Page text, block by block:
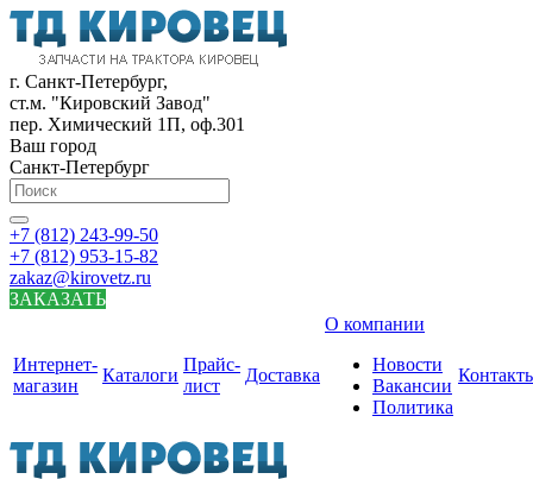
г. Санкт-Петербург,
ст.м. "Кировский Завод"
пер. Химический 1П, оф.301
Ваш город
Санкт-Петербург
+7 (812) 243-99-50
+7 (812) 953-15-82
zakaz@kirovetz.ru
ЗАКАЗАТЬ
Интернет-
магазин
Каталоги
Прайс-
лист
Доставка
О компании
Новости
Вакансии
Политика